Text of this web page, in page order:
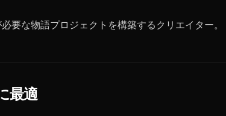
要な物語プロジェクトを構築するクリエイター。
最適